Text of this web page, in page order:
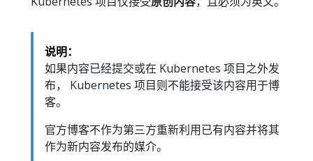
说明：
如果内容已经提交或在 Kubernetes 项目之外发
布， Kubernetes 项目则不能接受该内容用于博
客。
官方博客不作为第三方重新利用已有内容并将其
作为新内容发布的媒介。